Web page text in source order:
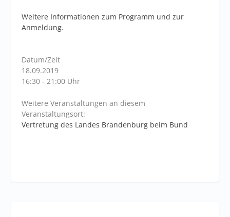
Weitere Informationen zum Programm und zur
Anmeldung.
Datum/Zeit
18.09.2019
16:30 - 21:00 Uhr
Weitere Veranstaltungen an diesem
Veranstaltungsort:
Vertretung des Landes Brandenburg beim Bund